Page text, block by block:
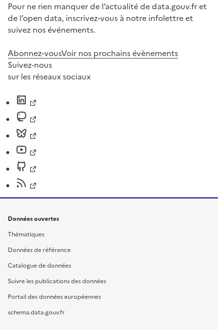
Pour ne rien manquer de l’actualité de data.gouv.fr et
de l’open data, inscrivez-vous à notre infolettre et
suivez nos événements.
Abonnez-vousVoir nos prochains évènements
Suivez-nous
sur les réseaux sociaux
Données ouvertes
Thématiques
Données de référence
Catalogue de données
Suivre les publications des données
Portail des données européennes
schema.data.gouv.fr